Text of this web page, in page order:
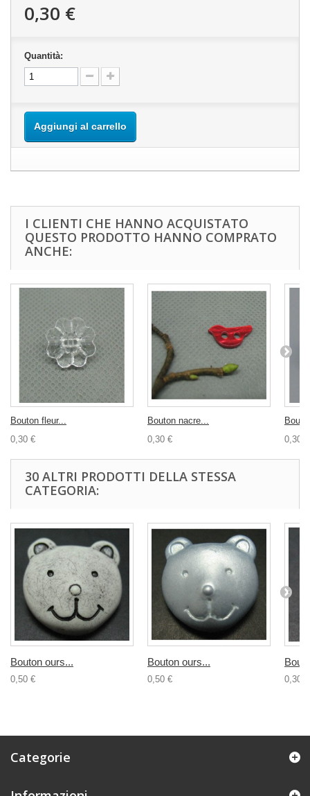
0,30 €
Quantità:
Aggiungi al carrello
I CLIENTI CHE HANNO ACQUISTATO
QUESTO PRODOTTO HANNO COMPRATO
ANCHE:
Bouton fleur...
0,30 €
Bouton nacre...
0,30 €
0,30 €
30 ALTRI PRODOTTI DELLA STESSA
CATEGORIA:
Bouton ours...
0,50 €
Bouton ours...
0,50 € 0,30 €
Categorie